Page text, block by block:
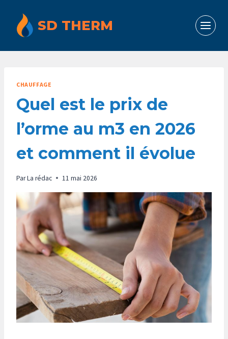
contenu
SD THERM
CHAUFFAGE
Quel est le prix de
l’orme au m3 en 2026
et comment il évolue
ParLa rédac 11 mai 2026